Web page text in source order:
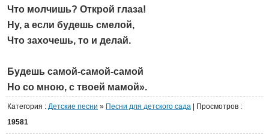
Что молчишь? Открой глаза!
Ну, а если будешь смелой,
Что захочешь, то и делай.
Будешь самой-самой-самой
Но со мною, с твоей мамой».
Категория : Детские песни » Песни для детского сада Просмотров :
19581